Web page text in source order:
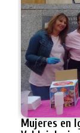
Mujeres en